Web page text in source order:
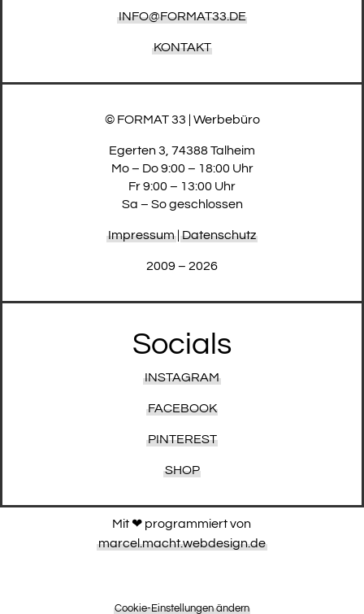
INFO@FORMAT33.DE
KONTAKT
© FORMAT 33 | Werbebüro
Egerten 3, 74388 Talheim
Mo – Do 9:00 – 18:00 Uhr
Fr 9:00 – 13:00 Uhr
Sa – So geschlossen
Impressum|Datenschutz
2009 – 2026
Socials
INSTAGRAM
FACEBOOK
PINTEREST
SHOP
Mit ❤︎ programmiert von
marcel.macht.webdesign.de
Cookie-Einstellungen ändern